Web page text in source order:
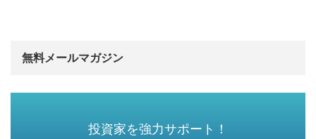
無料メールマガジン
投資家を強力サポート！